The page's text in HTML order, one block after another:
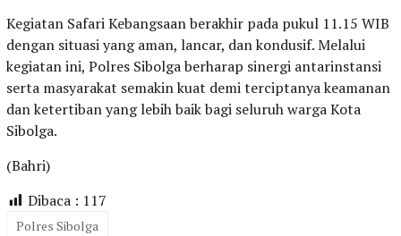
Kegiatan Safari Kebangsaan berakhir pada pukul 11.15 WIB
dengan situasi yang aman, lancar, dan kondusif. Melalui
kegiatan ini, Polres Sibolga berharap sinergi antarinstansi
serta masyarakat semakin kuat demi terciptanya keamanan
dan ketertiban yang lebih baik bagi seluruh warga Kota
Sibolga.
(Bahri)
Dibaca : 117
Polres Sibolga